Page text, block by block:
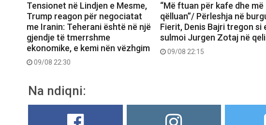
Tensionet në Lindjen e Mesme,
Trump reagon për negociatat
me Iranin: Teherani është në një
gjendje të tmerrshme
ekonomike, e kemi nën vëzhgim
09/08 22:30
“Më ftuan për kafe dhe më
qëlluan”/ Përleshja në
Fierit, Denis Bajri tregon si
sulmoi Jurgen Zotaj në qeli
09/08 22:15
Na ndiqni: